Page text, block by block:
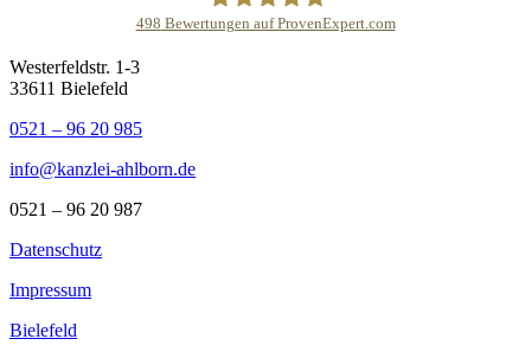
498 Bewertungen auf ProvenExpert.com
Westerfeldstr. 1-3
33611 Bielefeld
0521 – 96 20 985
info@kanzlei-ahlborn.de
0521 – 96 20 987
Datenschutz
Impressum
Bielefeld